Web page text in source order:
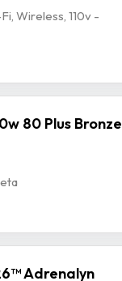
Wireless, 110v -
80 Plus Bronze
Adrenalyn